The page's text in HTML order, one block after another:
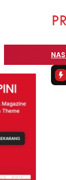
|#2 -Masalah